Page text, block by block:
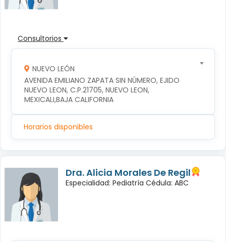
Consultorios
NUEVO LEÓN
AVENIDA EMILIANO ZAPATA SIN NÚMERO, EJIDO
NUEVO LEON, C.P.21705, NUEVO LEON,
MEXICALI,BAJA CALIFORNIA
Horarios disponibles
Dra. Alicia Morales De Regil
Especialidad: Pediatría Cédula: ABC